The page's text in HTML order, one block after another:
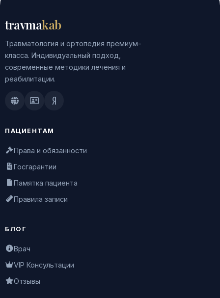
travmakab
Травматология и ортопедия премиум-
класса. Индивидуальный подход,
современные методики лечения и
реабилитации.
Doctu.ruПроДокторов
Яндекс.Здоровье
ПАЦИЕНТАМ
Права и обязанности
Госгарантии
Памятка пациента
Правила записи
БЛОГ
Врач
VIP Консультации
Отзывы